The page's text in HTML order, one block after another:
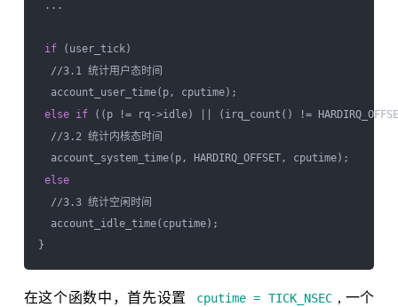
...
if (user_tick)
//3.1 统计用户态时间
account_user_time(p, cputime);
else if ((p != rq->idle) || (irq_count() !=
//3.2 统计内核态时间
account_system_time(p, HARDIRQ_OFFSET, cputime);
else
//3.3 统计空闲时间
account_idle_time(cputime);
在这个函数中，首先设置 cputime = TICK_NSEC , 一个